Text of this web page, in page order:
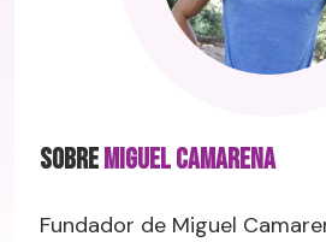
SOBRE Miguel Camarena
Fundador de Miguel